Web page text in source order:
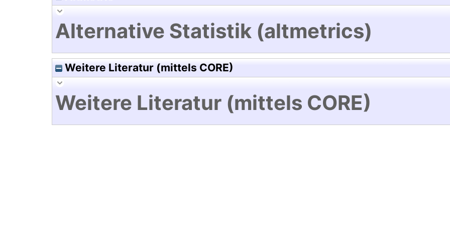
Alternative Statistik (altmetrics)
Weitere Literatur (mittels CORE)
Weitere Literatur (mittels CORE)